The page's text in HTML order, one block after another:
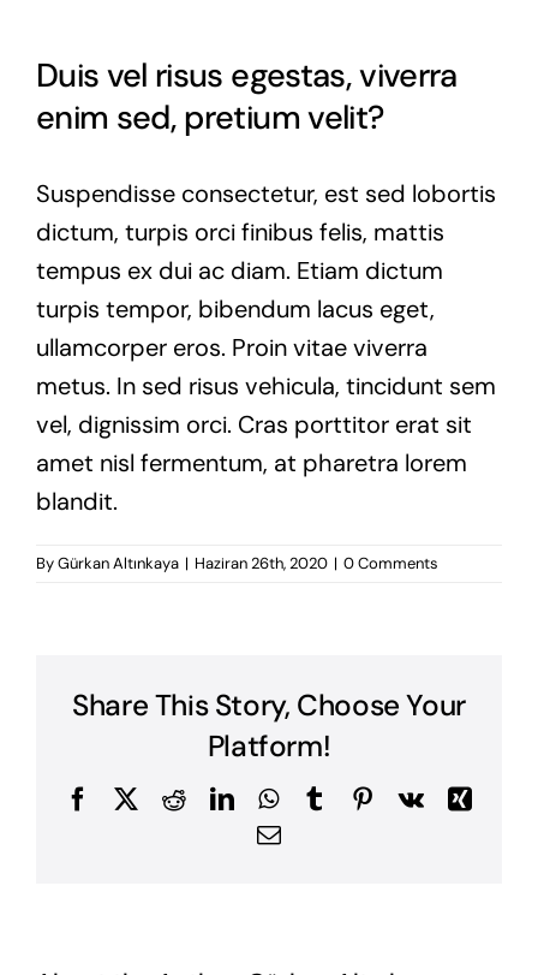
Duis vel risus egestas, viverra
enim sed, pretium velit?
Suspendisse consectetur, est sed lobortis
dictum, turpis orci finibus felis, mattis
tempus ex dui ac diam. Etiam dictum
turpis tempor, bibendum lacus eget,
ullamcorper eros. Proin vitae viverra
metus. In sed risus vehicula, tincidunt sem
vel, dignissim orci. Cras porttitor erat sit
amet nisl fermentum, at pharetra lorem
blandit.
ByGürkan Altınkaya | Haziran 26th, 2020 | 0 Comments
Share This Story, Choose Your
Platform!
FacebookRedditLinkedInWhatsApp
TumblrPinterest
Vk
Xing
Email